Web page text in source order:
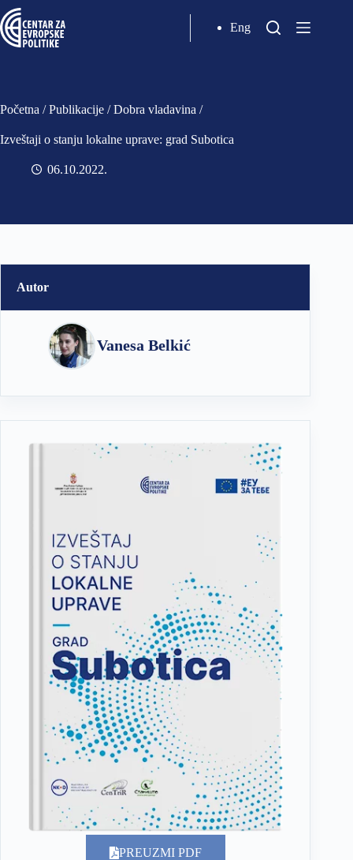
Eng
Početna /Publikacije /Dobra vladavina /
Izveštaji o stanju lokalne uprave: grad Subotica
06.10.2022
Autor
Vanesa Belkić
PREUZMI PDF